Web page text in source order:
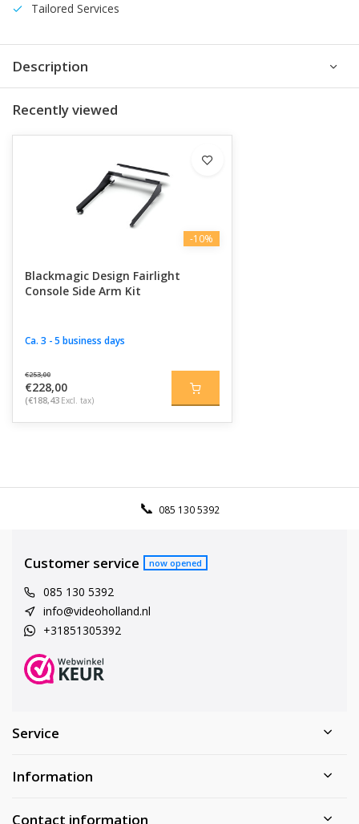
Tailored Services
Description
Recently viewed
-10%
Blackmagic Design Fairlight
Console Side Arm Kit
Ca. 3 - 5 business days
€253,00
€228,00
(€188,43 Excl. tax)
085 130 5392
Customer service now opened
085 130 5392
info@videoholland.nl
+31851305392
Service
Information
Contact information